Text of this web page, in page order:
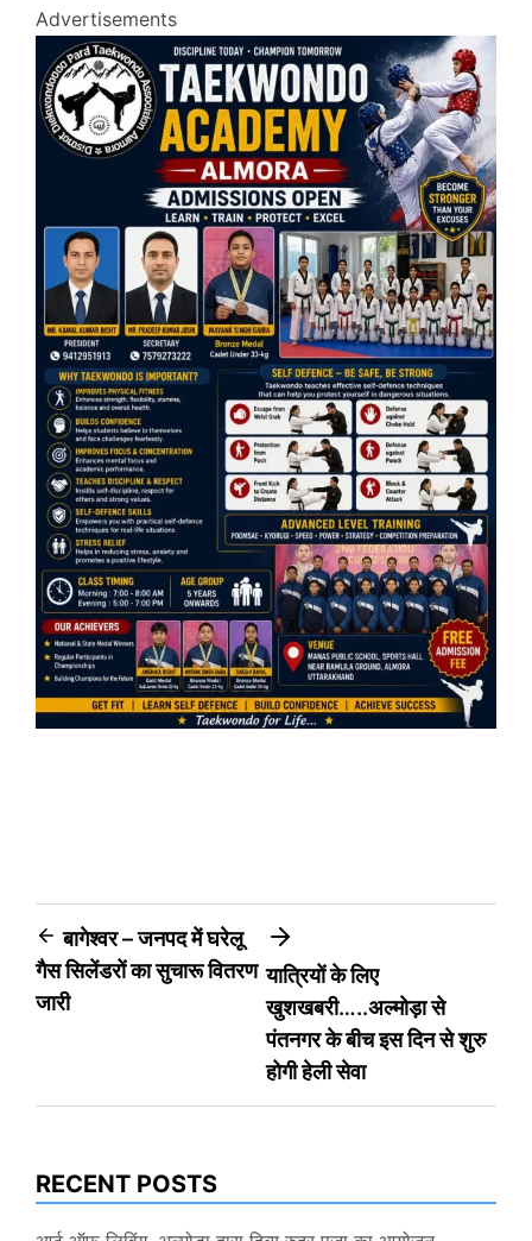
Advertisements
Post
navigation
बागेश्वर – जनपद में घरेलू
गैस सिलेंडरों का सुचारू वितरण
जारी
यात्रियों के लिए
खुशखबरी…..अल्मोड़ा से
पंतनगर के बीच इस दिन से शुरु
होगी हेली सेवा
RECENT POSTS